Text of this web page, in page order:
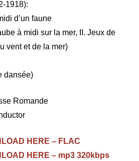
1918):
d’un faune
à midi sur la mer, II. Jeux de
vent et de la mer)
dansée)
Romande
HERE – FLAC
HERE – mp3 320kbps